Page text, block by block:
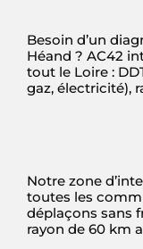
Besoin d’un
Héand ? AC42
tout le Loire :
gaz, électricité),
Notre zone
toutes les
déplaçons sans
rayon de 60 km